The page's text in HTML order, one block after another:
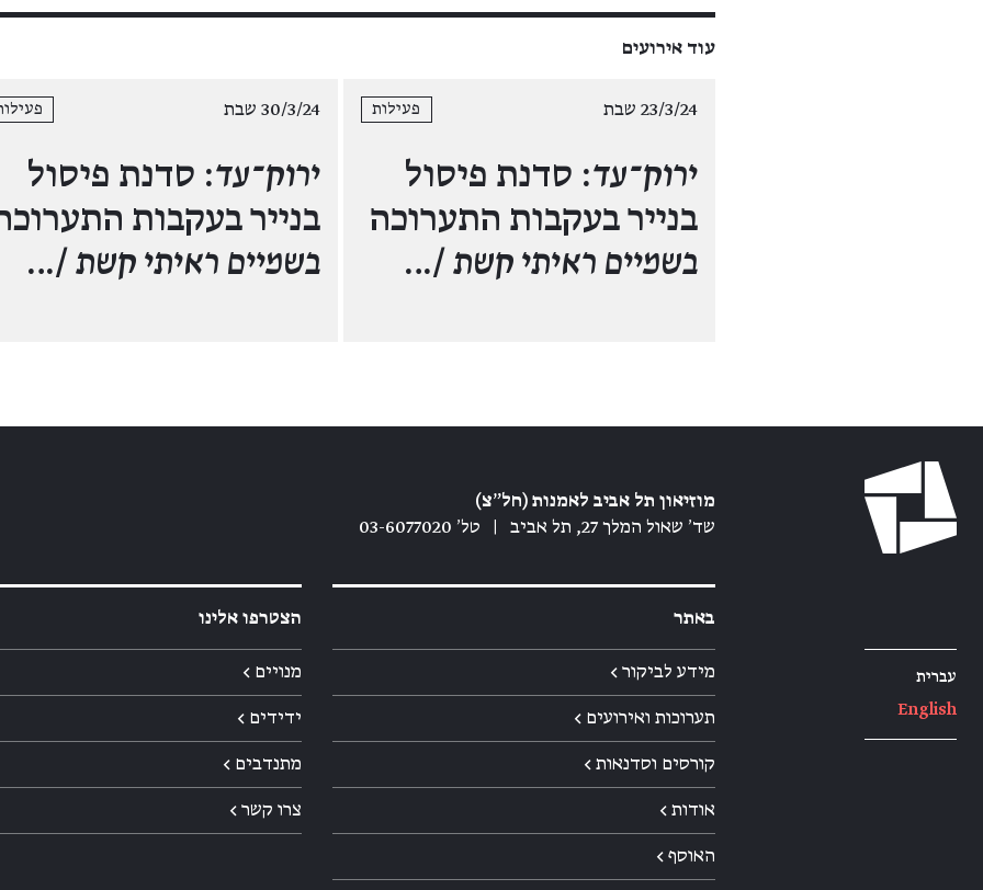
עוד אירועים
23/3/24 שבת פעילות
ירוק־עד: סדנת פיסול
בנייר בעקבות התערוכה
בשמיים ראיתי קשת /…
30/3/24 שבת
ירוק־עד: סדנת פיסול
בנייר בעקבות
בשמיים ראיתי קשת /…
עברית
English
מוזיאון תל אביב לאמנות (חל״צ)
שד׳ שאול המלך 27, תל אביב
טל׳ 03-6077020
באתר
מידע לביקור ←
תערוכות ואירועים ←
קורסים וסדנאות ←
אודות ←
האוסף ←
הצטרפו אלינו
מנויים ←
ידידים ←
מתנדבים ←
צרו קשר ←